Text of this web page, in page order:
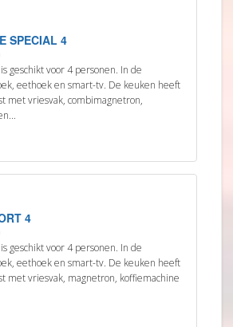
SPECIAL 4
geschikt voor 4 personen. In de
eethoek en smart-tv. De keuken heeft
met vriesvak, combimagnetron,
4
geschikt voor 4 personen. In de
eethoek en smart-tv. De keuken heeft
met vriesvak, magnetron, koffiemachine